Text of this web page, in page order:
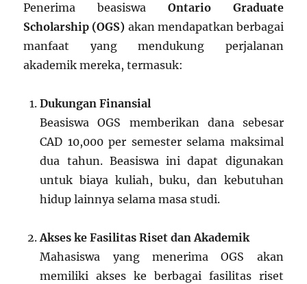
Penerima beasiswa Ontario Graduate
Scholarship (OGS) akan mendapatkan berbagai
manfaat yang mendukung perjalanan
akademik mereka, termasuk:
Dukungan Finansial
Beasiswa OGS memberikan dana sebesar
CAD 10,000 per semester selama maksimal
dua tahun. Beasiswa ini dapat digunakan
untuk biaya kuliah, buku, dan kebutuhan
hidup lainnya selama masa studi.
Akses ke Fasilitas Riset dan Akademik
Mahasiswa yang menerima OGS akan
memiliki akses ke berbagai fasilitas riset